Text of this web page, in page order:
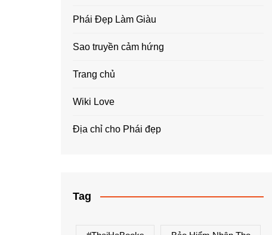
Phái Đẹp Làm Giàu
Sao truyền cảm hứng
Trang chủ
Wiki Love
Địa chỉ cho Phái đẹp
Tag